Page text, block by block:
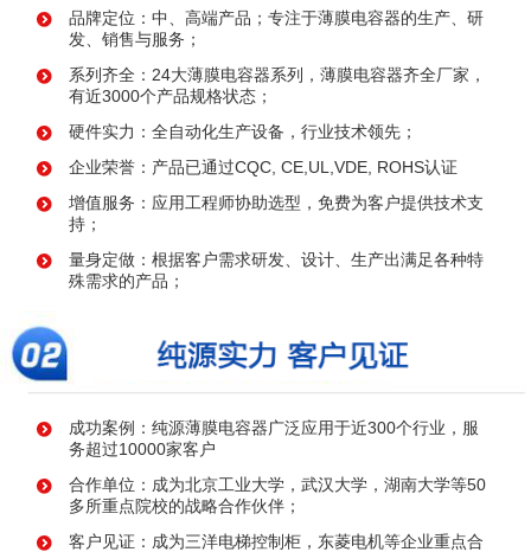
品牌定位：中、高端产品；专注于薄膜电容器的生产、研
发、销售与服务；
系列齐全：24大薄膜电容器系列，薄膜电容器齐全厂家，
有近3000个产品规格状态；
硬件实力：全自动化生产设备，行业技术领先；
企业荣誉：产品已通过CQC, CE,UL,VDE, ROHS认证
增值服务：应用工程师协助选型，免费为客户提供技术支
持；
量身定做：根据客户需求研发、设计、生产出满足各种特
殊需求的产品；
成功案例：纯源薄膜电容器广泛应用于近300个行业，服
务超过10000家客户
合作单位：成为北京工业大学，武汉大学，湖南大学等50
多所重点院校的战略合作伙伴；
客户见证：成为三洋电梯控制柜，东菱电机等企业重点合